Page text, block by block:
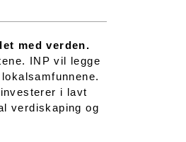
med verden.
INP vil legge
i lavt
verdiskaping og